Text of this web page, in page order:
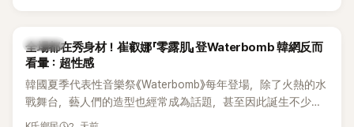
當錯愕。
K-POP
全場都在秀身材！崔叡娜「零露肌」登Waterbomb 韓網反而
看暈：超性感
韓國夏季代表性音樂祭《Waterbomb》每年登場，除了火熱的水
戰舞台，藝人們的造型也經常成為話題，甚至因此誕生不少
「Waterbomb女神」、「Waterbomb男神」。過去包括泫雅、宣